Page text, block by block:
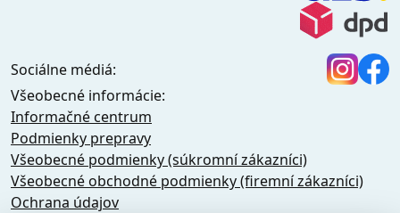
Sociálne médiá:
Všeobecné informácie:
Informačné centrum
Podmienky prepravy
Všeobecné podmienky (súkromní zákazníci)
Všeobecné obchodné podmienky (firemní zákazníci)
Ochrana údajov